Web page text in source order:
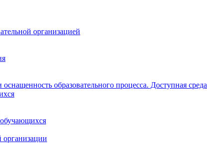
организацией
образовательного процесса. Доступная среда
организации